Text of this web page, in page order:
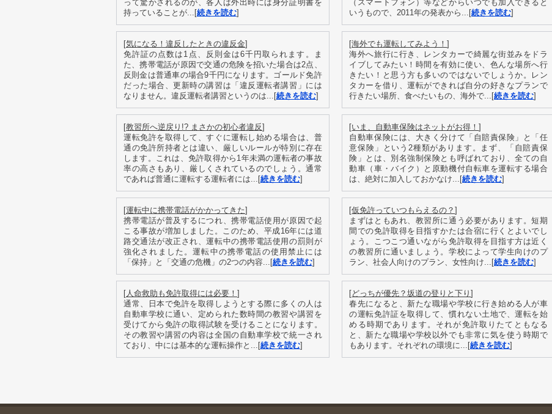
って驚かされるのが、各人は外出時には身分証明書を
持っていることが...[続きを読む]
（スマートフォン）等などからいつでも加入できると
いうもので、2011年の発表から...[続きを読む]
[気になる！違反したときの違反金]
免許証の点数は1点、反則金は6千円取られます。ま
た、携帯電話が原因で交通の危険を招いた場合は2点、
反則金は普通車の場合9千円になります。ゴールド免許
だった場合、更新時の講習は「違反運転者講習」には
なりません。違反運転者講習というのは...[続きを読む]
[海外でも運転してみよう！]
海外へ旅行に行き、レンタカーで綺麗な街並みをドラ
イブしてみたい！時間を有効に使い、色んな場所へ行
きたい！と思う方も多いのではないでしょうか。レン
タカーを借り、運転ができれば自分の好きなプランで
行きたい場所、食べたいもの、海外で...[続きを読む]
[教習所へ逆戻り!? まさかの初心者違反]
運転免許を取得して、すぐに運転し始める場合は、普
通の免許所持者とは違い、厳しいルールが特別に存在
します。これは、免許取得から1年未満の運転者の事故
率の高さもあり、厳しくされているのでしょう。通常
であれば普通に運転する運転者には...[続きを読む]
[いま、自動車保険はネットがお得！]
自動車保険には、大きく分けて「自賠責保険」と「任
意保険」という2種類があります。まず、「自賠責保
険」とは、別名強制保険とも呼ばれており、全ての自
動車（車・バイク）と原動機付自転車を運転する場合
は、絶対に加入しておかなけ...[続きを読む]
[運転中に携帯電話がかかってきた]
携帯電話が普及するにつれ、携帯電話使用が原因で起
こる事故が増加しました。このため、平成16年には道
路交通法が改正され、運転中の携帯電話使用の罰則が
強化されました。運転中の携帯電話の使用禁止には
「保持」と「交通の危機」の2つの内容...[続きを読む]
[仮免許っていつもらえるの？]
まずはともあれ、教習所に通う必要があります。短期
間での免許取得を目指すかたは合宿に行くとよいでし
ょう。こつこつ通いながら免許取得を目指す方は近く
の教習所に通いましょう。学校によって学生向けのプ
ラン、社会人向けのプラン、女性向け...[続きを読む]
[ 人命救助も免許取得には必要！ ]
通常、日本で免許を取得しようとする際に多くの人は
自動車学校に通い、定められた数時間の教習や講習を
受けてから免許の取得試験を受けることになります。
その教習や講習の内容は全国の自動車学校で統一され
ており、中には基本的な運転操作と...[続きを読む]
[どっちが優先？坂道の登りと下り]
春先になると、新たな職場や学校に行き始める人が車
の運転免許証を取得して、慣れない土地で、運転を始
める時期であります。それが免許取りたてともなる
と、新たな職場や学校以外でも非常に気を使う時期で
もあります。それぞれの環境に...[続きを読む]